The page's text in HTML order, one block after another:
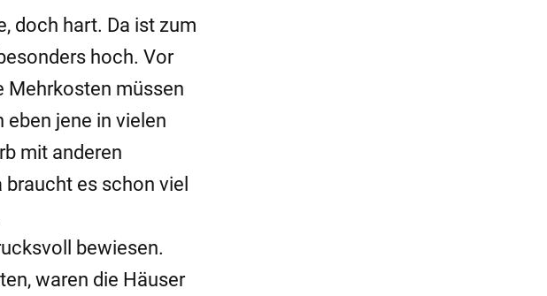
doch hart. Da ist zum
hoch. Vor
Mehrkosten müssen
jene in vielen
mit anderen
es schon viel
bewiesen.
waren die Häuser